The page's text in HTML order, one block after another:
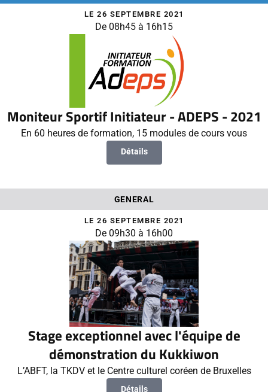
LE 26 SEPTEMBRE 2021
De 08h45 à 16h15
Moniteur Sportif Initiateur - ADEPS - 2021
En 60 heures de formation, 15 modules de cours vous
Détails
GENERAL
LE 26 SEPTEMBRE 2021
De 09h30 à 16h00
Stage exceptionnel avec l'équipe de
démonstration du Kukkiwon
L’ABFT, la TKDV et le Centre culturel coréen de Bruxelles
Détails